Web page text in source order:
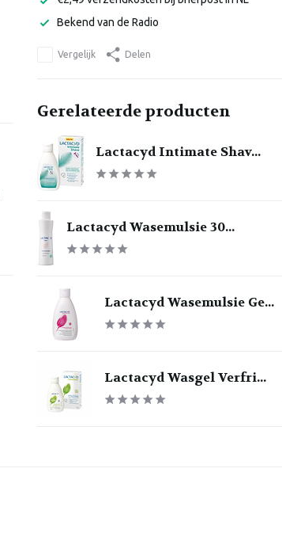
Bekend van de Radio
Vergelijk Delen
Gerelateerde producten
Lactacyd Intimate Shav...
Lactacyd Wasemulsie 30...
Lactacyd Wasemulsie Ge...
Lactacyd Wasgel Verfri...